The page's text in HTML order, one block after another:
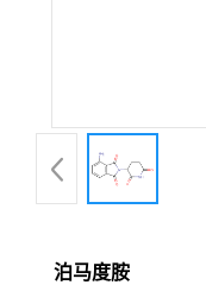
泊马度胺